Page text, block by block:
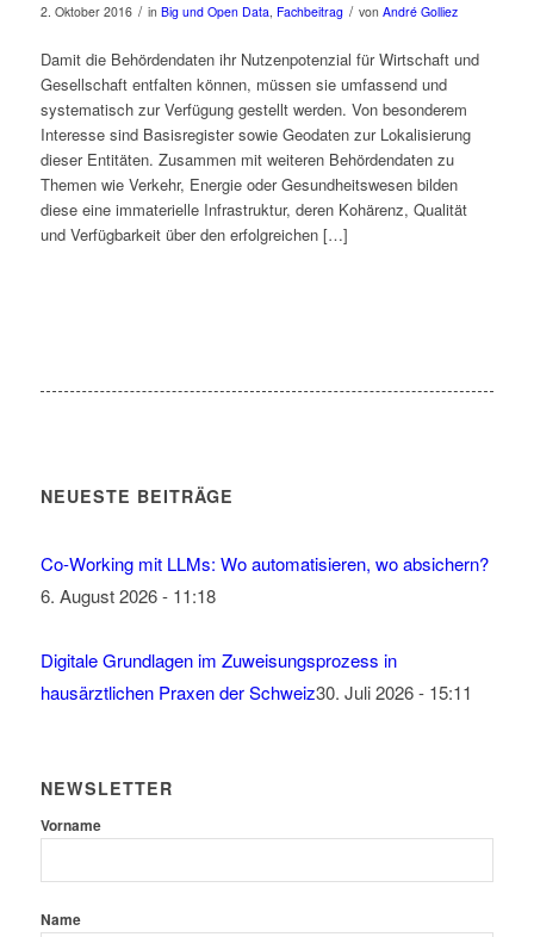
2. Oktober 2016 / in Big und Open Data, Fachbeitrag / von André Golliez
Damit die Behördendaten ihr Nutzenpotenzial für Wirtschaft und
Gesellschaft entfalten können, müssen sie umfassend und
systematisch zur Verfügung gestellt werden. Von besonderem
Interesse sind Basisregister sowie Geodaten zur Lokalisierung
dieser Entitäten. Zusammen mit weiteren Behördendaten zu
Themen wie Verkehr, Energie oder Gesundheitswesen bilden
diese eine immaterielle Infrastruktur, deren Kohärenz, Qualität
und Verfügbarkeit über den erfolgreichen […]
NEUESTE BEITRÄGE
Co-Working mit LLMs: Wo automatisieren, wo absichern?
6. August 2026 - 11:18
Digitale Grundlagen im Zuweisungsprozess in
hausärztlichen Praxen der Schweiz30. Juli 2026 - 15:11
NEWSLETTER
Vorname
Name